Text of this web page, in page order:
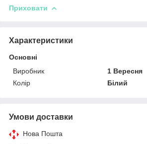
Приховати
Характеристики
Основні
Виробник
1 Вересня
Колір
Білий
Умови доставки
Нова Пошта